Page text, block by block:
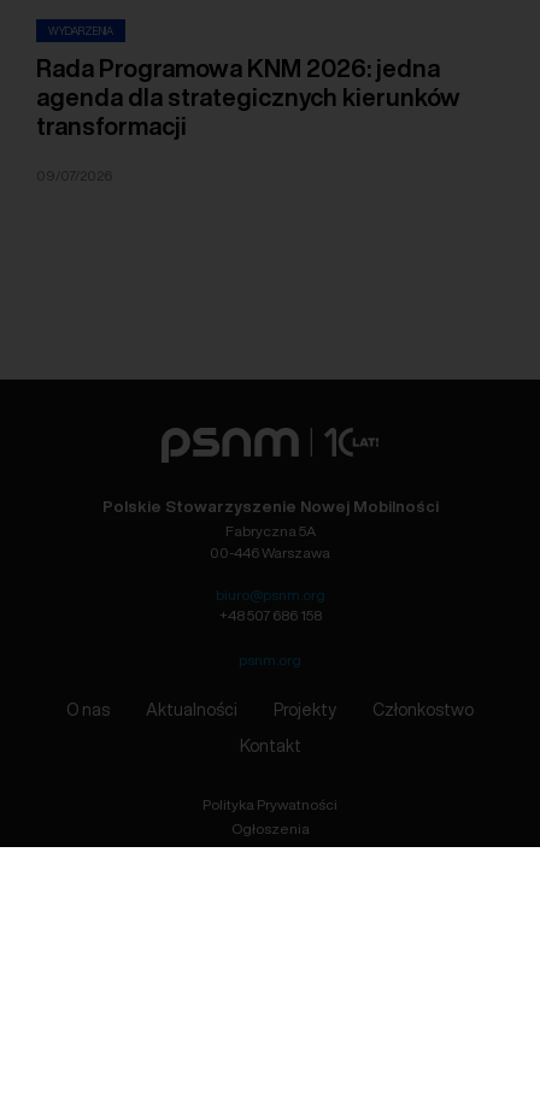
WYDARZENIA
Rada Programowa KNM 2026: jedna
agenda dla strategicznych kierunków
transformacji
09/07/2026
Polskie Stowarzyszenie Nowej Mobilności
Fabryczna 5A
00-446 Warszawa
biuro@psnm.org
+48 507 686 158
psnm.org
O nas Aktualności Projekty Członkostwo
Kontakt
Polityka Prywatności
Ogłoszenia